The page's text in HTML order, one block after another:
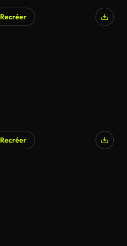
Recréer
Recréer